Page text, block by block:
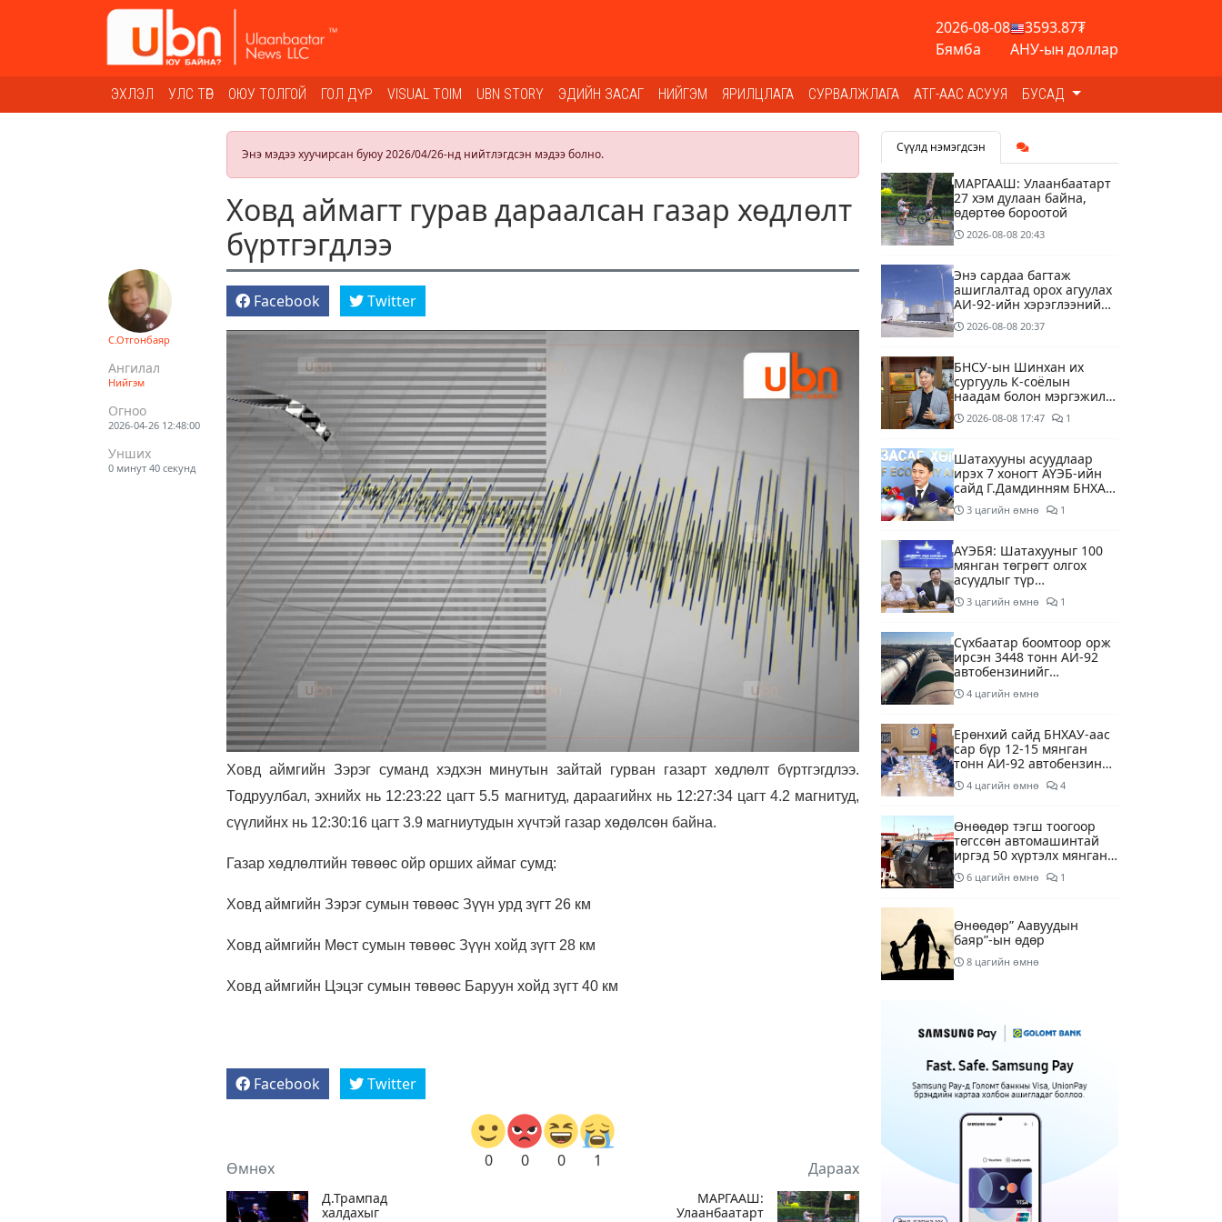
2026-08-08
Бямба
3593.87₮
АНУ-ын доллар
ЭХЛЭЛ УЛС ТӨР ОЮУ ТОЛГОЙ ГОЛ ДҮР VISUAL TOIM UBN STORY ЭДИЙН ЗАСАГ НИЙГЭМ ЯРИЛЦЛАГА СУРВАЛЖЛАГА АТГ-ААС АСУУЯ БУСАД
Энэ мэдээ хуучирсан буюу 2026/04/26-нд нийтлэгдсэн мэдээ болно.
Ховд аймагт гурав дараалсан газар хөдлөлт
бүртгэгдлээ
С.Отгонбаяр
Ангилал
Нийгэм
Огноо
2026-04-26 12:48:00
Унших
0 минут 40 секунд
Facebook Twitter
Ховд аймгийн Зэрэг суманд хэдхэн минутын зайтай гурван газарт хөдлөлт бүртгэгдлээ.
Тодруулбал, эхнийх нь 12:23:22 цагт 5.5 магнитуд, дараагийнх нь 12:27:34 цагт 4.2 магнитуд,
сүүлийнх нь 12:30:16 цагт 3.9 магниутудын хүчтэй газар хөдөлсөн байна.
Газар хөдлөлтийн төвөөс ойр орших аймаг сумд:
Ховд аймгийн Зэрэг сумын төвөөс Зүүн урд зүгт 26 км
Ховд аймгийн Мөст сумын төвөөс Зүүн хойд зүгт 28 км
Ховд аймгийн Цэцэг сумын төвөөс Баруун хойд зүгт 40 км
Facebook Twitter
0 0 0 1
Өмнөх
Д.Трампад
халдахыг
Дараах
МАРГААШ:
Улаанбаатарт
Сүүлд нэмэгдсэн
МАРГААШ: Улаанбаатарт
27 хэм дулаан байна,
өдөртөө бороотой
2026-08-08 20:43
Энэ сардаа багтаж
ашиглалтад орох агуулах
АИ-92-ийн хэрэглээний
13 хоногийн хэрэгцээг
бүрэн хангана
2026-08-08 20:37
БНСУ-ын Шинхан их
сургууль К-соёлын
наадам болон мэргэжилд
суурилсан боловсролын
сайн дурын хөтөлбөрийг
2026-08-08 17:47 1
Шатахууны асуудлаар
ирэх 7 хоногт АҮЭБ-ийн
сайд Г.Дамдинням БНХАУ-
д томилолтоор ажиллана
3 цагийн өмнө 1
АҮЭБЯ: Шатахууныг 100
мянган төгрөгт олгох
асуудлыг түр
хойшлууллаа
3 цагийн өмнө 1
Сүхбаатар боомтоор орж
ирсэн 3448 тонн АИ-92
автобензинийг
агуулахуудад буулгах
ажлыг зохион байгуулж
4 цагийн өмнө
Ерөнхий сайд БНХАУ-аас
сар бүр 12-15 мянган
тонн АИ-92 автобензин
тогтмол нийлүүлэх хүсэлт
тавилаа
4 цагийн өмнө 4
Өнөөдөр тэгш тоогоор
төгссөн автомашинтай
иргэд 50 хүртэлх мянган
төгрөгөнд БЕНЗИН авна
6 цагийн өмнө 1
Өнөөдөр” Аавуудын
баяр”-ын өдөр
8 цагийн өмнө
дулаан байна
МАРГААШ: Улаанбаатарт
31 хэм дулаан байна
Шатахуун дамлан
борлуулсан хоёр